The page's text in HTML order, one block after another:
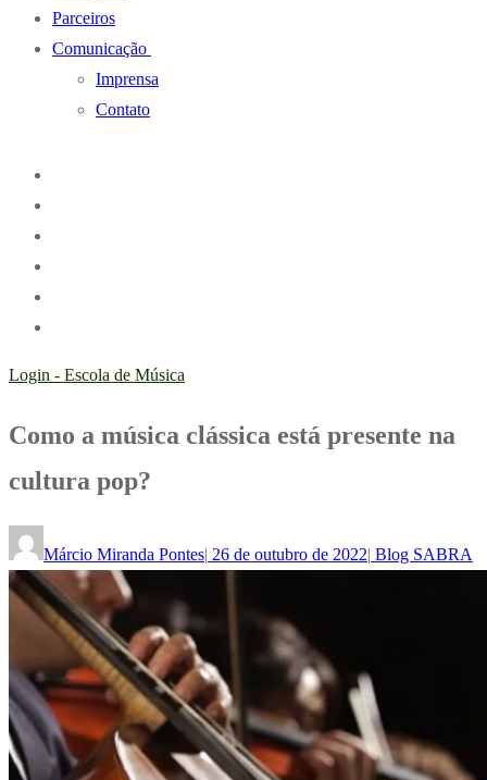
Parceiros
Comunicação
Imprensa
Contato
Login - Escola de Música
Como a música clássica está presente na
cultura pop?
Márcio Miranda Pontes| 26 de outubro de 2022| Blog SABRA